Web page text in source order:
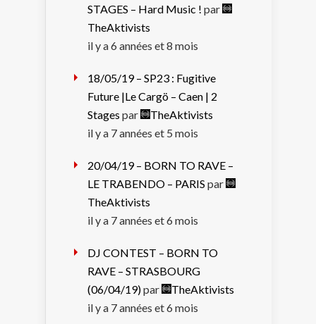
STAGES – Hard Music ! par
TheAktivists
il y a 6 années et 8 mois
18/05/19 – SP23 : Fugitive
Future |Le Cargö – Caen | 2
Stages par
TheAktivists
il y a 7 années et 5 mois
20/04/19 – BORN TO RAVE –
LE TRABENDO – PARIS par
TheAktivists
il y a 7 années et 6 mois
DJ CONTEST – BORN TO
RAVE – STRASBOURG
(06/04/19)par
TheAktivists
il y a 7 années et 6 mois